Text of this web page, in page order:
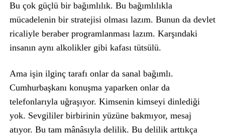
Bu çok güçlü bir bağımlılık. Bu bağımlılıkla
mücadelenin bir stratejisi olması lazım. Bunun da devlet
ricaliyle beraber programlanması lazım. Karşındaki
insanın aynı alkolikler gibi kafası tütsülü.
Ama işin ilginç tarafı onlar da sanal bağımlı.
Cumhurbaşkanı konuşma yaparken onlar da
telefonlarıyla uğraşıyor. Kimsenin kimseyi dinlediği
yok. Sevgililer birbirinin yüzüne bakmıyor, mesaj
atıyor. Bu tam mânâsıyla delilik. Bu delilik arttıkça